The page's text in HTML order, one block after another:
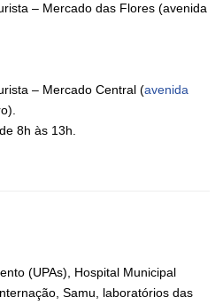
– Mercado das Flores (avenida
– Mercado Central (avenida
8h às 13h.
(UPAs), Hospital Municipal
Samu, laboratórios das